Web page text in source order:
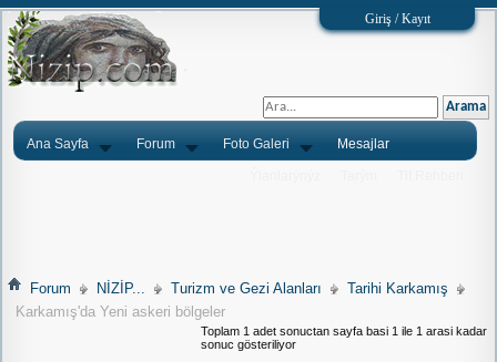
Giriş / Kayıt
Ana Sayfa Forum Foto Galeri Mesajlar
Forum NİZİP... Turizm ve Gezi Alanları
Tarihi Karkamış
Karkamış'da Yeni askeri bölgeler
Toplam 1 adet sonuctan sayfa basi 1 ile 1 arasi kadar
sonuc gösteriliyor